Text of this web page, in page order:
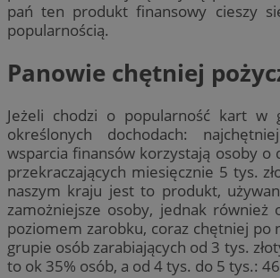
pań ten produkt finansowy cieszy
popularnością.
Panowie chętniej
Jeżeli chodzi o popularność kart w
określonych dochodach:
wsparcia finansów korzystają osoby o
przekraczających miesięcznie 5 tys.
naszym kraju jest to produkt,
zamożniejsze osoby, jednak również
poziomem zarobku, coraz chętniej po
grupie osób zarabiających od 3 tys.
to ok 35% osób, a od 4 tys. do 5 tys.: